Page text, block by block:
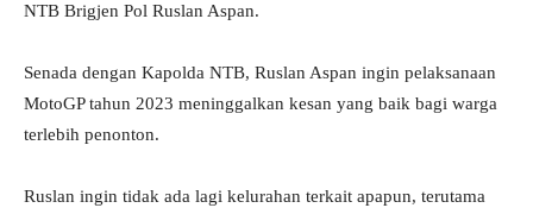
NTB Brigjen Pol Ruslan Aspan.
Senada dengan Kapolda NTB, Ruslan Aspan ingin pelaksanaan
MotoGP tahun 2023 meninggalkan kesan yang baik bagi warga
terlebih penonton.
Ruslan ingin tidak ada lagi kelurahan terkait apapun, terutama